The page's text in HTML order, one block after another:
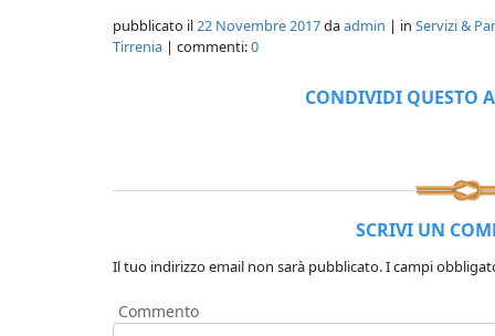
pubblicato il22 Novembre 2017daadmin | in Servizi &
Tirrenia | commenti:0
CONDIVIDI QUESTO
SCRIVI UN
Il tuo indirizzo email non sarà pubblicato.I campi
Commento